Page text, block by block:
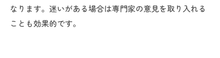
なります。迷いがある場合は専門家の意見を取り入れる
ことも効果的です。